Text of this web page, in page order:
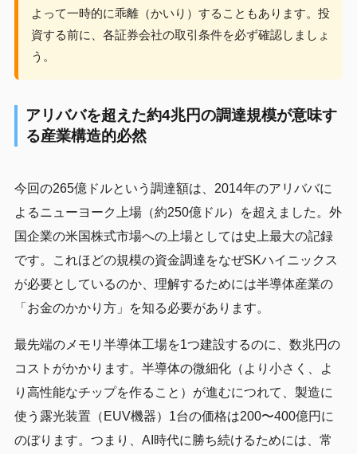
よって一時的に乖離（かいり）することもあります。投
資する前に、各証券会社の取引条件を必ず確認しましょ
う。
アリババを超えた約4兆円の調達規模が意味す
る産業構造的必然
今回の265億ドルという調達額は、2014年のアリババに
よるニューヨーク上場（約250億ドル）を超えました。外
国企業の米国株式市場への上場としては史上最大の記録
です。これほどの規模の資金調達をなぜSKハイニックス
が必要としているのか、理解するためには半導体産業の
「お金のかかり方」を知る必要があります。
最先端のメモリ半導体工場を1つ建設するのに、数兆円の
コストがかかります。半導体の微細化（より小さく、よ
り高性能なチップを作ること）が進むにつれて、製造に
使う露光装置（EUV機器）1台の価格は200〜400億円に
のぼります。つまり、AI時代に勝ち続けるためには、常